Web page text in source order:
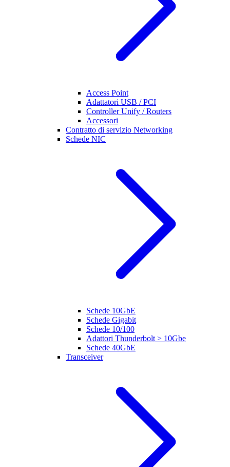
Access Point
Adattatori USB / PCI
Controller Unify / Routers
Accessori
Contratto di servizio Networking
Schede NIC
Schede 10GbE
Schede Gigabit
Schede 10/100
Adattori Thunderbolt > 10Gbe
Schede 40GbE
Transceiver